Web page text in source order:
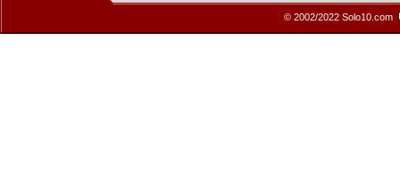
© 2002/2022 Solo10.com